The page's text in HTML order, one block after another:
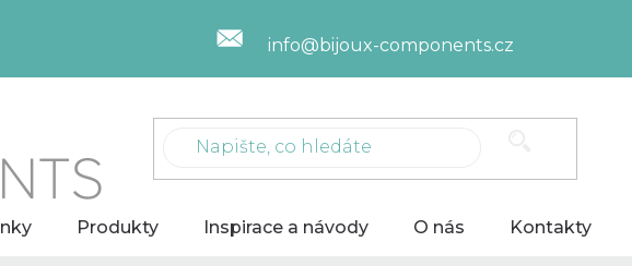
info@bijoux-components.cz
Produkty Inspirace a návody O nás Kontakty